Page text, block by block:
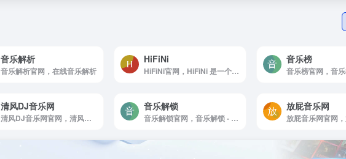
音乐解析
音乐解析官网，在线音乐解析
HiFiNi
HiFiNi官网，HiFiNi 是一个由音乐爱好者维护的分享平台， 旨在解决问题互帮互助， 如果您有需求， 请注册账号并发布信息，详细描述歌曲信息等， 我们会尽力帮您寻找HiFiNi MUSIC BBS - HiFiNi，COM
音乐榜
清风DJ音乐网
清风DJ音乐网官网，清风DJ音乐网精品DJ舞曲汇聚，每天更新快人一步，专业DJ团队精心制作好听的串烧，打造车载DJ舞曲，为DJ工作者收录国外DJ舞曲，提供高音质在线试听及MP3下载，全方位满足DJ工作者及音乐爱好者的需求。
音乐解锁
音乐解锁官网，音乐解锁 - 在任何设备上解锁已购的加密音乐！
放屁音乐网